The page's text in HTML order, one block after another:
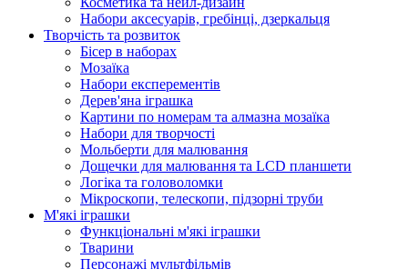
Набори аксесуарів, гребінці, дзеркальця
Творчість та розвиток
Бісер в наборах
Мозаїка
Набори експерементів
Дерев'яна іграшка
Картини по номерам та алмазна мозаїка
Набори для творчості
Мольберти для малювання
Дощечки для малювання та LCD планшети
Логіка та головоломки
Мікроскопи, телескопи, підзорні труби
М'які іграшки
Функціональні м'які іграшки
Тварини
Персонажі мультфільмів